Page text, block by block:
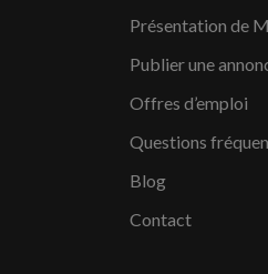
Présentation de
Publier une
Offres d’emploi
Questions
Blog
Contact